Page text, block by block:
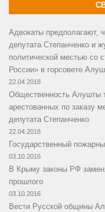
Адвокаты предполагают,
депутата Степанченко и
политической местью со
России» в горсовете
22.04.2018
Общественность Алушты
арестованных по заказу
депутата Степанченко
22.04.2018
Государственный
03.10.2016
В Крыму законы РФ
прошлого
03.10.2016
Вести Русской общины